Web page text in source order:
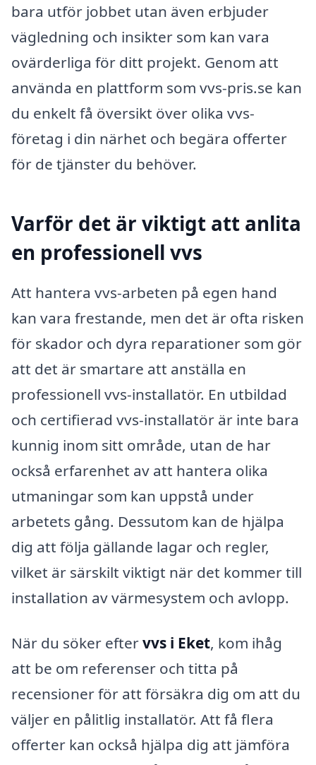
bara utför jobbet utan även erbjuder
vägledning och insikter som kan vara
ovärderliga för ditt projekt. Genom att
använda en plattform som vvs-pris.se kan
du enkelt få översikt över olika vvs-
företag i din närhet och begära offerter
för de tjänster du behöver.
Varför det är viktigt att anlita
en professionell vvs
Att hantera vvs-arbeten på egen hand
kan vara frestande, men det är ofta risken
för skador och dyra reparationer som gör
att det är smartare att anställa en
professionell vvs-installatör. En utbildad
och certifierad vvs-installatör är inte bara
kunnig inom sitt område, utan de har
också erfarenhet av att hantera olika
utmaningar som kan uppstå under
arbetets gång. Dessutom kan de hjälpa
dig att följa gällande lagar och regler,
vilket är särskilt viktigt när det kommer till
installation av värmesystem och avlopp.
När du söker eftervvs i Eket, kom ihåg
att be om referenser och titta på
recensioner för att försäkra dig om att du
väljer en pålitlig installatör. Att få flera
offerter kan också hjälpa dig att jämföra